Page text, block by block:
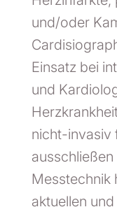
und/oder
Einsatz bei
und
nicht-invasiv
Messtechnik
aktuellen